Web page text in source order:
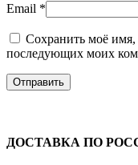
Email *
Сохранить моё имя,
последующих моих
ДОСТАВКА ПО